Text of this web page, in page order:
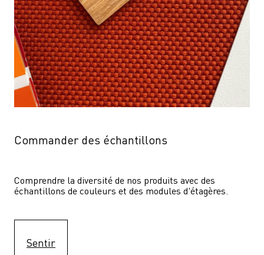
Commander des échantillons
Comprendre la diversité de nos produits avec des
échantillons de couleurs et des modules d'étagères.
Sentir